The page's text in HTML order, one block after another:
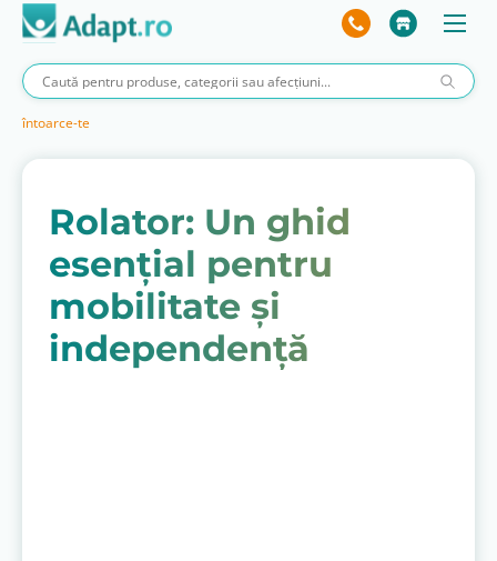
întoarce-te
Rolator: Un ghid
esențial pentru
mobilitate și
independență